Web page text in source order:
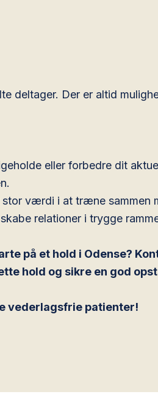
deltager. Der er altid
eller forbedre dit
værdi i at træne sammen
relationer i trygge
på et hold i Odense?
hold og sikre en god
vederlagsfrie patienter!